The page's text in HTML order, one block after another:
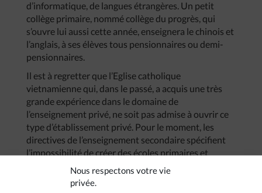
Nous respectons votre vie
privée.
d’informatique, de langues étrangères. Un petit
collège primaire, nommé collège du progrès, qui
s’ouvre lui aussi cette année, enseignera le chinois et
l’anglais, à ses élèves tous pensionnaires ou demi-
pensionnaires.
Il est à regretter que l’Eglise catholique
vietnamienne qui, dans le passé, a acquis une très
grande expérience dans le domaine de
l’enseignement privé, ne soit pas admise à ouvrir ce
type d’établissement privé. Pour le moment, les
directives de l’enseignement secondaire spécifient
l’impossibilité de créer des écoles primaires et
secondaires privées pour les organisations